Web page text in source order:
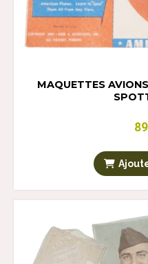
MAQUETTES